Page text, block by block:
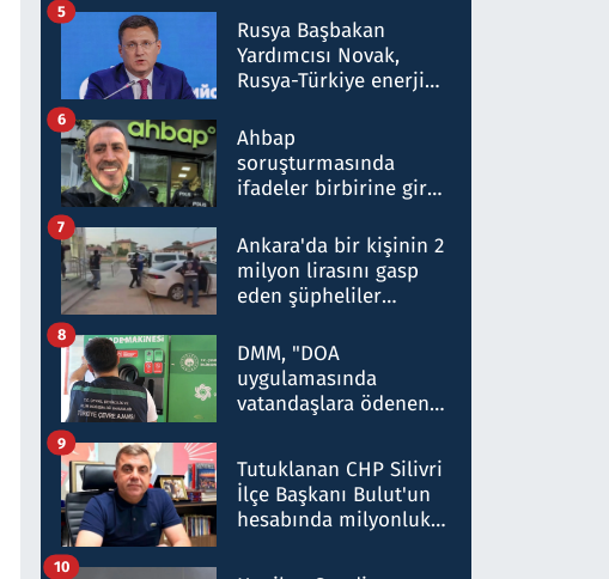
Rusya Başbakan
Yardımcısı Novak,
Rusya-Türkiye enerji
nitelikte olduğunu
belirtti
5
Ahbap
soruşturmasında
ifadeler birbirine girdi:
ifadelerinden ortaya
çıkan tablo şok etti
6
Ankara'da bir kişinin 2
milyon lirasını gasp
eden şüpheliler
7
DMM, "DOA
uygulamasında
vatandaşlara ödenen
düşürüldüğü" iddiasını
yalanladı
8
Tutuklanan CHP Silivri
İlçe Başkanı Bulut'un
hesabında milyonluk
talimat verdi, ben
9
10